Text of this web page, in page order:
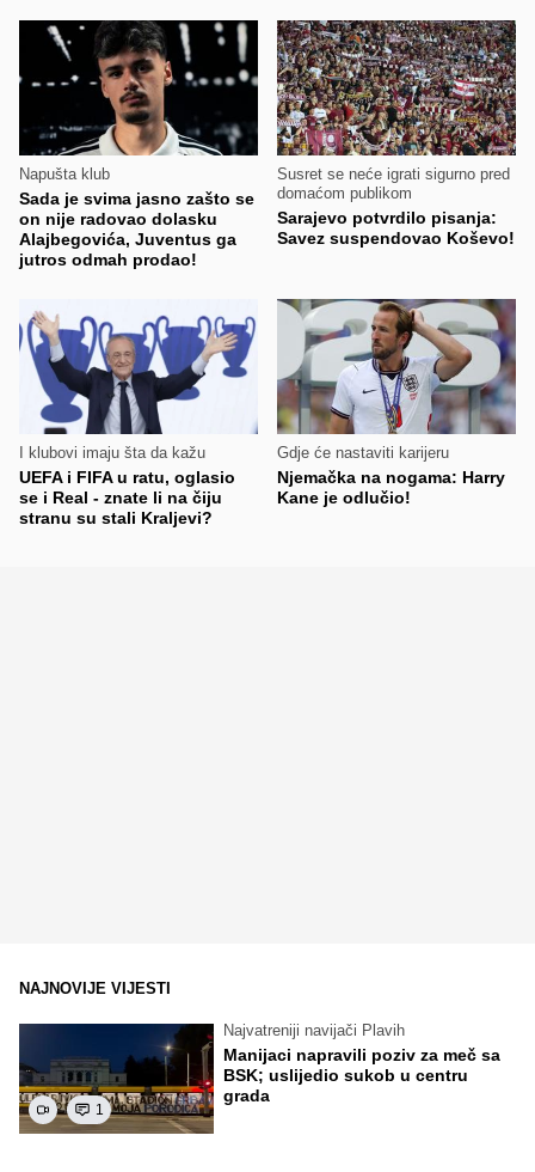
Napušta klub
Sada je svima jasno zašto se
on nije radovao dolasku
Alajbegovića, Juventus ga
jutros odmah prodao!
Susret se neće igrati sigurno pred
domaćom publikom
Sarajevo potvrdilo pisanja:
Savez suspendovao Koševo!
I klubovi imaju šta da kažu
UEFA i FIFA u ratu, oglasio
se i Real - znate li na čiju
stranu su stali Kraljevi?
Gdje će nastaviti karijeru
Njemačka na nogama: Harry
Kane je odlučio!
NAJNOVIJE VIJESTI
1
Najvatreniji navijači Plavih
Manijaci napravili poziv za meč sa
BSK; uslijedio sukob u centru
grada